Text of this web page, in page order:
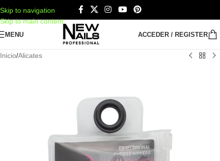
Skip to navigation
Skip to main content
MENU ACCEDER / REGISTER
Inicio/Alicates